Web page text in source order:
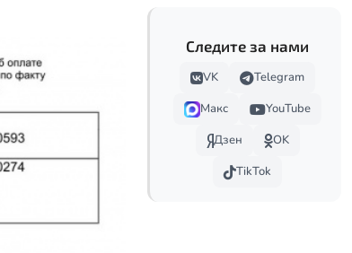
Следите за нами
VK
Telegram
Макс
YouTube
Дзен
OK
TikTok